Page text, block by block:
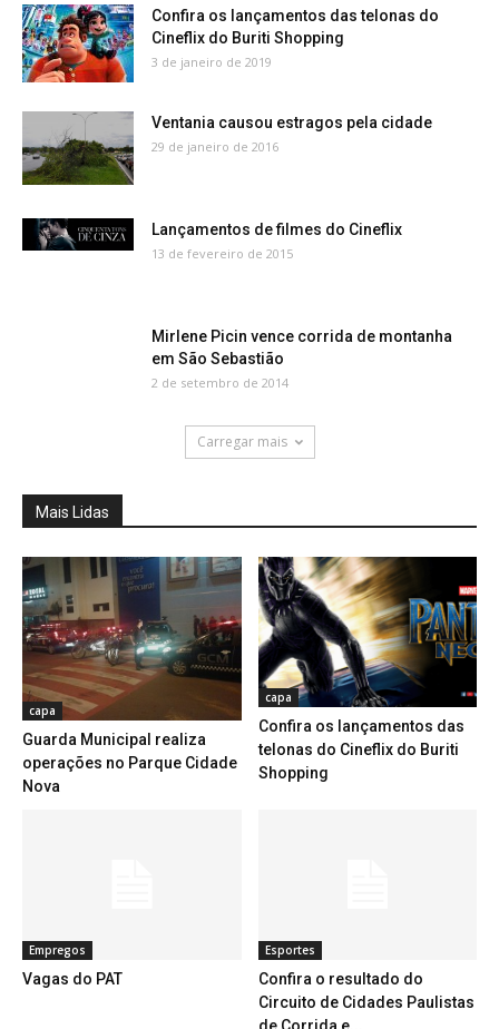
Confira os lançamentos das telonas do
Cineflix do Buriti Shopping
3 de janeiro de 2019
Ventania causou estragos pela cidade
29 de janeiro de 2016
Lançamentos de filmes do Cineflix
13 de fevereiro de 2015
Mirlene Picin vence corrida de montanha
em São Sebastião
2 de setembro de 2014
Carregar mais
Mais Lidas
capa
Guarda Municipal realiza
operações no Parque Cidade
Nova
capa
Confira os lançamentos das
telonas do Cineflix do Buriti
Shopping
Empregos
Vagas do PAT
Esportes
Confira o resultado do
Circuito de Cidades Paulistas